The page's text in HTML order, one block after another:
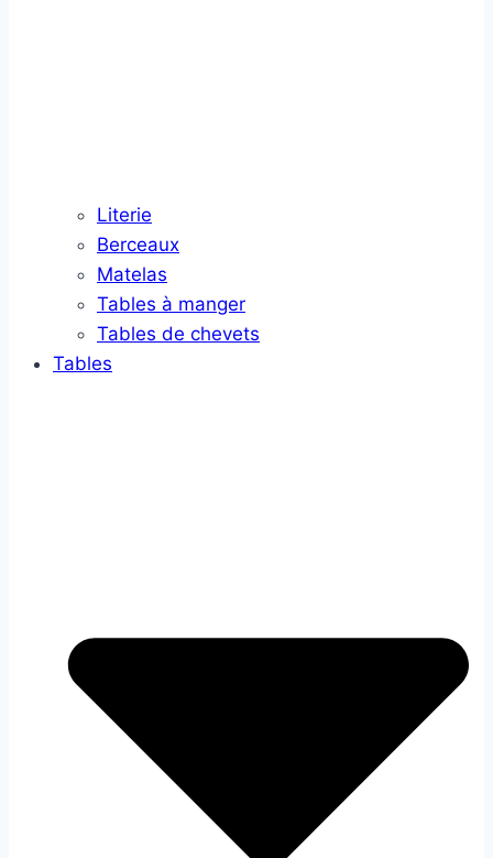
Literie
Berceaux
Matelas
Tables à manger
Tables de chevets
Tables